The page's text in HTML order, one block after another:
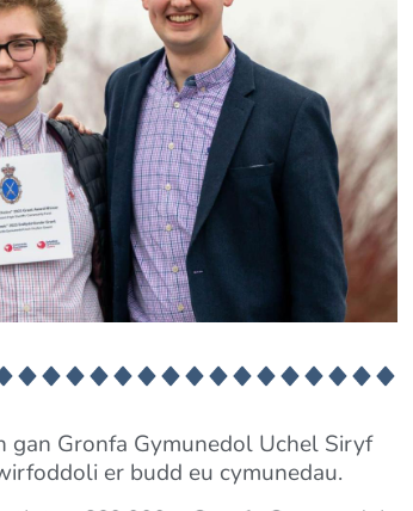
Gronfa Gymunedol Uchel Siryf
er budd eu cymunedau.